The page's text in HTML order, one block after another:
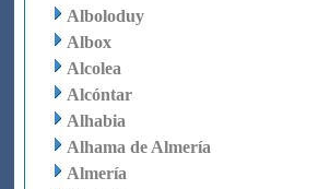
Alboloduy
Albox
Alcolea
Alcóntar
Alhabia
Alhama de Almería
Almería